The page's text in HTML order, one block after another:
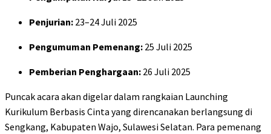
Penjurian: 23–24 Juli 2025
Pengumuman Pemenang: 25 Juli 2025
Pemberian Penghargaan: 26 Juli 2025
Puncak acara akan digelar dalam rangkaian Launching
Kurikulum Berbasis Cinta yang direncanakan berlangsung di
Sengkang, Kabupaten Wajo, Sulawesi Selatan. Para pemenang